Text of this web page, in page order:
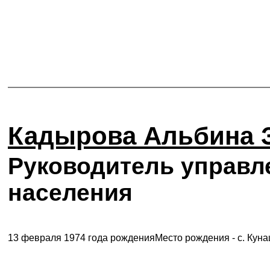
Кадырова Альбина
Руководитель
населения
13 февраля 1974 года рожденияМесто рождения - с.